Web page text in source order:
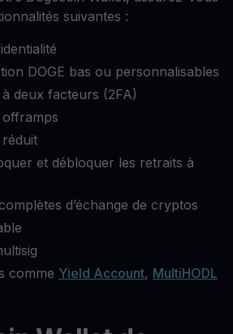
suivantes :
DOGE bas ou personnalisables
deux facteurs (2FA)
et débloquer les retraits à
d’échange de cryptos
comme Yield Account, MultiHODL